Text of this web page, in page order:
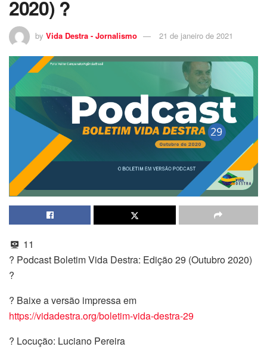
2020) ?
by Vida Destra - Jornalismo 21 de janeiro de 2021
11
? Podcast Boletim Vida Destra: Edição 29 (Outubro 2020)
?
? Baixe a versão impressa em
https://vidadestra.org/boletim-vida-destra-29
? Locução: Luciano Pereira